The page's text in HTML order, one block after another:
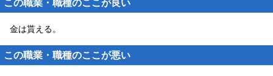
この職業・職種のここが良い
金は貰える。
この職業・職種のここが悪い